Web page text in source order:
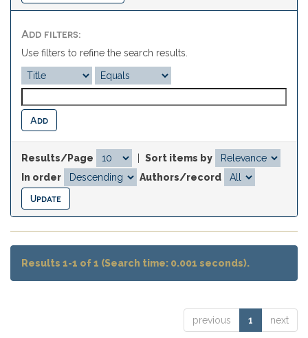
Add filters:
Use filters to refine the search results.
Results/Page
Sort items by
In order
Authors/record
Results 1-1 of 1 (Search time: 0.001 seconds).
previous 1 next